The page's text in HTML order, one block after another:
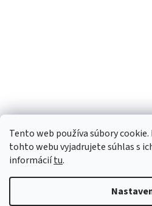
Tento web používa súbory
tohto webu vyjadrujete súhlas s
informáciítu.